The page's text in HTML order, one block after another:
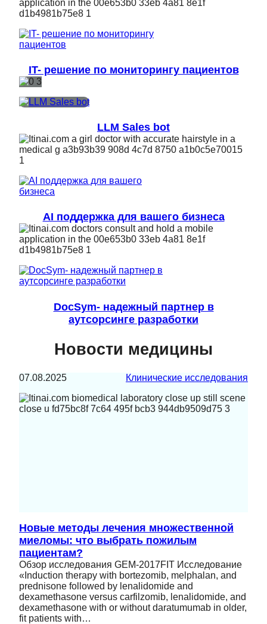
IT- решение по мониторингу пациентов
LLM Sales bot
AI поддержка для вашего бизнеса
DocSym- надежный партнер в
аутсорсинге разработки
Новости медицины
07.08.2025 Клинические исследования
Новые методы лечения множественной
миеломы: что выбрать пожилым
пациентам?
Обзор исследования GEM-2017FIT Исследование
«Induction therapy with bortezomib, melphalan, and
prednisone followed by lenalidomide and
dexamethasone versus carfilzomib, lenalidomide, and
dexamethasone with or without daratumumab in older,
fit patients with…